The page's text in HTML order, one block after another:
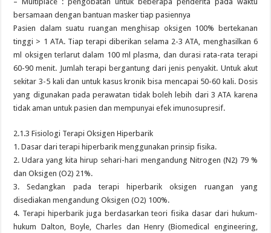
bersamaan dengan bantuan masker tiap pasiennya
Pasien dalam suatu ruangan menghisap oksigen 100% bertekanan
tinggi > 1 ATA. Tiap terapi diberikan selama 2-3 ATA, menghasilkan 6
ml oksigen terlarut dalam 100 ml plasma, dan durasi rata-rata terapi
60-90 menit. Jumlah terapi bergantung dari jenis penyakit. Untuk akut
sekitar 3-5 kali dan untuk kasus kronik bisa mencapai 50-60 kali. Dosis
yang digunakan pada perawatan tidak boleh lebih dari 3 ATA karena
tidak aman untuk pasien dan mempunyai efek imunosupresif.
2.1.3 Fisiologi Terapi Oksigen Hiperbarik
1. Dasar dari terapi hiperbarik menggunakan prinsip fisika.
2. Udara yang kita hirup sehari-hari mengandung Nitrogen (N2) 79 %
dan Oksigen (O2) 21%.
3. Sedangkan pada terapi hiperbarik oksigen ruangan yang
disediakan mengandung Oksigen (O2) 100%.
4. Terapi hiperbarik juga berdasarkan teori fisika dasar dari hukum-
hukum Dalton, Boyle, Charles dan Henry (Biomedical engineering,